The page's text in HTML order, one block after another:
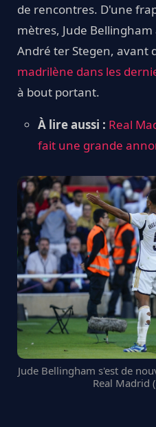
de rencontres. D'une
mètres, Jude
André ter Stegen, avant
madrilène dans les
à bout portant.
À lire aussi : Real
fait une grande
Jude Bellingham s'est de
Real Madrid